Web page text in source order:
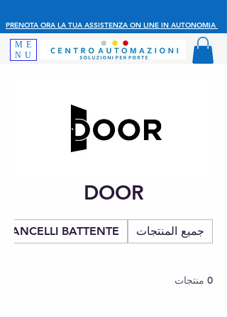
PRENOTA ORA LA TUA ASSISTENZA ON LINE IN AUTONOMIA
ME
NU
DOOR
جميع المنتجات CANCELLI BATTENTE
0 منتجات